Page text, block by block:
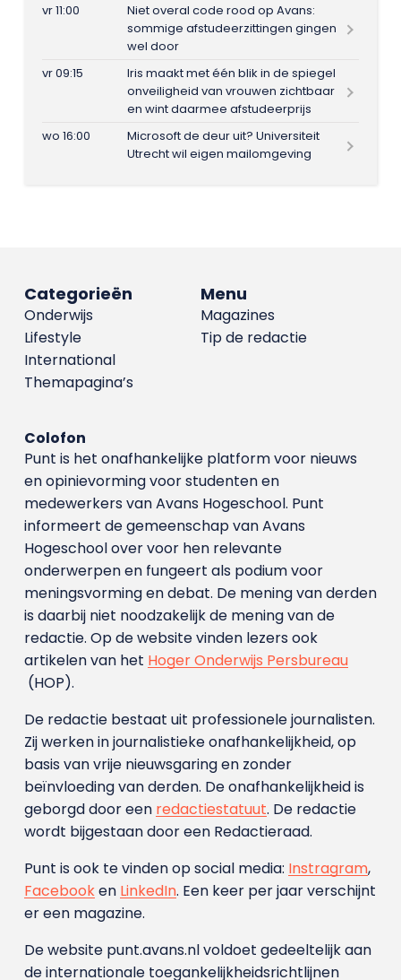
vr 11:00
Niet overal code rood op Avans:
sommige afstudeerzittingen gingen
wel door
vr 09:15
Iris maakt met één blik in de spiegel
onveiligheid van vrouwen zichtbaar
en wint daarmee afstudeerprijs
wo 16:00
Microsoft de deur uit? Universiteit
Utrecht wil eigen mailomgeving
Menu
Magazines
Tip de redactie
Categorieën
Onderwijs
Lifestyle
International
Themapagina’s
Colofon
Punt is het onafhankelijke platform voor nieuws
en opinievorming voor studenten en
medewerkers van Avans Hoge­school. Punt
informeert de gemeenschap van Avans
Hogeschool over voor hen relevante
onderwerpen en fungeert als podium voor
meningsvorming en debat. De mening van derden
is daarbij niet noodzakelijk de mening van de
redactie. Op de website vinden lezers ook
artikelen van het Hoger Onderwijs Persbureau
(HOP).
De redactie bestaat uit professionele journalisten.
Zij werken in journalistieke onafhankelijkheid, op
basis van vrije nieuwsgaring en zonder
beïnvloeding van derden. De onafhankelijkheid is
geborgd door een redactiestatuut. De redactie
wordt bijgestaan door een Redactieraad.
Punt is ook te vinden op social media: Instragram,
Facebooken LinkedIn. Een keer per jaar verschijnt
er een magazine.
De website punt.avans.nl voldoet gedeeltelijk aan
de internationale toegankelijkheidsrichtlijnen